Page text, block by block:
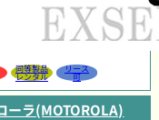
同等製品
レンタル
リース
可
ーラ(MOTOROLA)